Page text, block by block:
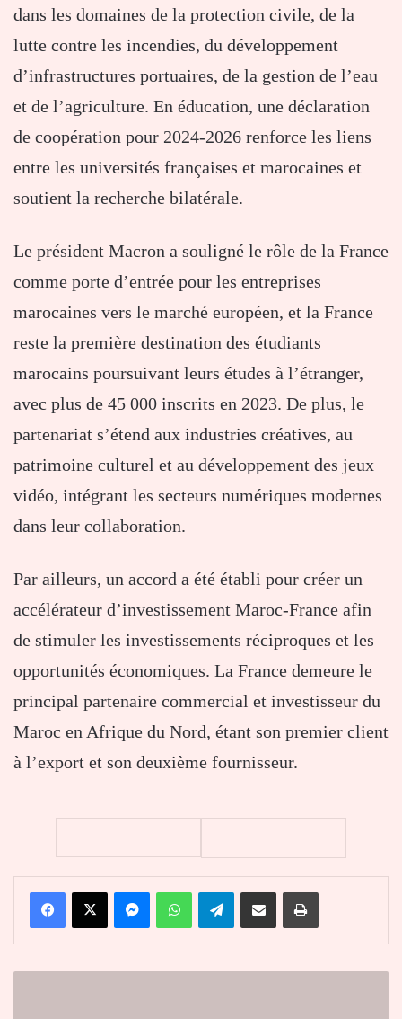
dans les domaines de la protection civile, de la
lutte contre les incendies, du développement
d’infrastructures portuaires, de la gestion de l’eau
et de l’agriculture. En éducation, une déclaration
de coopération pour 2024-2026 renforce les liens
entre les universités françaises et marocaines et
soutient la recherche bilatérale.
Le président Macron a souligné le rôle de la France
comme porte d’entrée pour les entreprises
marocaines vers le marché européen, et la France
reste la première destination des étudiants
marocains poursuivant leurs études à l’étranger,
avec plus de 45 000 inscrits en 2023. De plus, le
partenariat s’étend aux industries créatives, au
patrimoine culturel et au développement des jeux
vidéo, intégrant les secteurs numériques modernes
dans leur collaboration.
Par ailleurs, un accord a été établi pour créer un
accélérateur d’investissement Maroc-France afin
de stimuler les investissements réciproques et les
opportunités économiques. La France demeure le
principal partenaire commercial et investisseur du
Maroc en Afrique du Nord, étant son premier client
à l’export et son deuxième fournisseur.
FacebookX MessengerWhatsAppTelegramPartager par email Imprimer